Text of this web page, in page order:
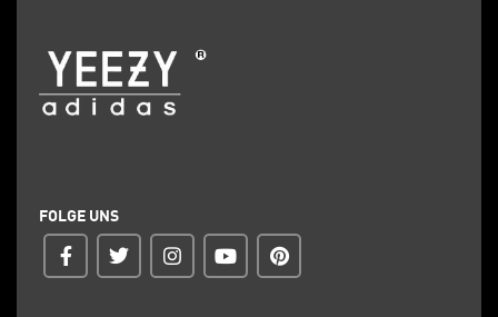
FOLGE UNS